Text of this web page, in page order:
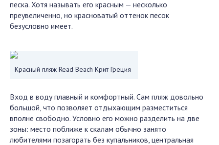
песка. Хотя называть его красным — несколько
преувеличенно, но красноватый оттенок песок
безусловно имеет.
Красный пляж Read Beach Крит Греция
Вход в воду плавный и комфортный. Сам пляж довольно
большой, что позволяет отдыхающим разместиться
вполне свободно. Условно его можно разделить на две
зоны: место поближе к скалам обычно занято
любителями позагорать без купальников, центральная